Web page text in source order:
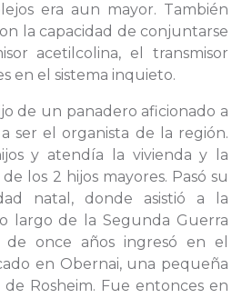
era aun mayor. También
la capacidad de conjuntarse
acetilcolina, el transmisor
en el sistema inquieto.
de un panadero aficionado a
ser el organista de la región.
y atendía la vivienda y la
los 2 hijos mayores. Pasó su
natal, donde asistió a la
largo de la Segunda Guerra
once años ingresó en el
en Obernai, una pequeña
de Rosheim. Fue entonces en